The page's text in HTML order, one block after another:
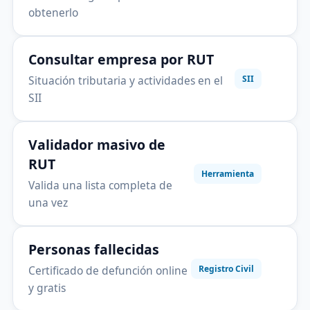
obtenerlo
Consultar empresa por RUT
Situación tributaria y actividades en el
SII
SII
Validador masivo de
RUT
Valida una lista completa de
una vez
Herramienta
Personas fallecidas
Certificado de defunción online
y gratis
Registro Civil